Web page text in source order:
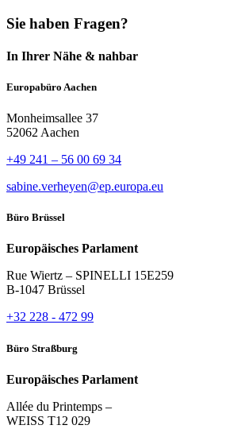
Sie haben Fragen?
In Ihrer Nähe & nahbar
Europabüro Aachen
Monheimsallee 37
52062 Aachen
+49 241 – 56 00 69 34
sabine.verheyen@ep.europa.eu
Büro Brüssel
Europäisches Parlament
Rue Wiertz – SPINELLI 15E259
B-1047 Brüssel
+32 228 - 472 99
Büro Straßburg
Europäisches Parlament
Allée du Printemps –
WEISS T12 029